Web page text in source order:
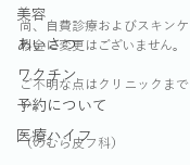
美容
あいさつ
ワクチン
予約について
医療ハイフ
尚、自費診療およびスキン
料金に変更はございません。
ご不明な点はクリニックま
い。
（のむら皮フ科）